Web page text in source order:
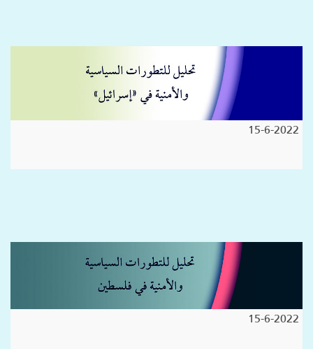
15-6-2022
15-6-2022